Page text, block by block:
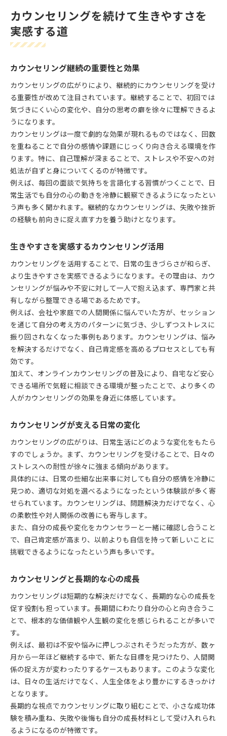
カウンセリングを続けて生きやすさを
実感する道
カウンセリング継続の重要性と効果
カウンセリングの広がりにより、継続的にカウンセリングを受け
る重要性が改めて注目されています。継続することで、初回では
気づきにくい心の変化や、自分の思考の癖を徐々に理解できるよ
うになります。
カウンセリングは一度で劇的な効果が現れるものではなく、回数
を重ねることで自分の感情や課題にじっくり向き合える環境を作
ります。特に、自己理解が深まることで、ストレスや不安への対
処法が自ずと身についてくるのが特徴です。
例えば、毎回の面談で気持ちを言語化する習慣がつくことで、日
常生活でも自分の心の動きを冷静に観察できるようになったとい
う声も多く聞かれます。継続的なカウンセリングは、失敗や挫折
の経験も前向きに捉え直す力を養う助けとなります。
生きやすさを実感するカウンセリング活用
カウンセリングを活用することで、日常の生きづらさが和らぎ、
より生きやすさを実感できるようになります。その理由は、カウ
ンセリングが悩みや不安に対して一人で抱え込まず、専門家と共
有しながら整理できる場であるためです。
例えば、会社や家庭での人間関係に悩んでいた方が、セッション
を通じて自分の考え方のパターンに気づき、少しずつストレスに
振り回されなくなった事例もあります。カウンセリングは、悩み
を解決するだけでなく、自己肯定感を高めるプロセスとしても有
効です。
加えて、オンラインカウンセリングの普及により、自宅など安心
できる場所で気軽に相談できる環境が整ったことで、より多くの
人がカウンセリングの効果を身近に体感しています。
カウンセリングが支える日常の変化
カウンセリングの広がりは、日常生活にどのような変化をもたら
すのでしょうか。まず、カウンセリングを受けることで、日々の
ストレスへの耐性が徐々に強まる傾向があります。
具体的には、日常の些細な出来事に対しても自分の感情を冷静に
見つめ、適切な対処を選べるようになったという体験談が多く寄
せられています。カウンセリングは、問題解決力だけでなく、心
の柔軟性や対人関係の改善にも寄与します。
また、自分の成長や変化をカウンセラーと一緒に確認し合うこと
で、自己肯定感が高まり、以前よりも自信を持って新しいことに
挑戦できるようになったという声も多いです。
カウンセリングと長期的な心の成長
カウンセリングは短期的な解決だけでなく、長期的な心の成長を
促す役割も担っています。長期間にわたり自分の心と向き合うこ
とで、根本的な価値観や人生観の変化を感じられることが多いで
す。
例えば、最初は不安や悩みに押しつぶされそうだった方が、数ヶ
月から一年ほど継続する中で、新たな目標を見つけたり、人間関
係の捉え方が変わったりするケースもあります。このような変化
は、日々の生活だけでなく、人生全体をより豊かにするきっかけ
となります。
長期的な視点でカウンセリングに取り組むことで、小さな成功体
験を積み重ね、失敗や後悔も自分の成長材料として受け入れられ
るようになるのが特徴です。